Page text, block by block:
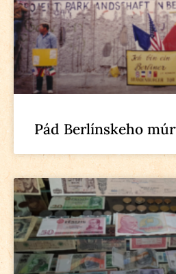
Pád Berlínskeho